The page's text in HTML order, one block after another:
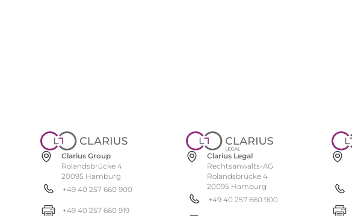
Clarius Group
Rolandsbrücke 4
20095 Hamburg
+49 40 257 660 900
+49 40 257 660 919
Clarius Legal
Rechtsanwalts-AG
Rolandsbrücke 4
20095 Hamburg
+49 40 257 660 900